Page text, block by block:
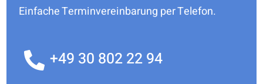
Einfache Terminvereinbarung per Telefon.
+49 30 802 22 94